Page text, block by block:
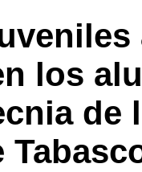
los
de